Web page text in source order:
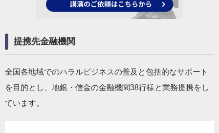
提携先金融機関
全国各地域でのハラルビジネスの普及と包括的なサポート
を目的とし、地銀・信金の金融機関38行様と業務提携をし
ています。